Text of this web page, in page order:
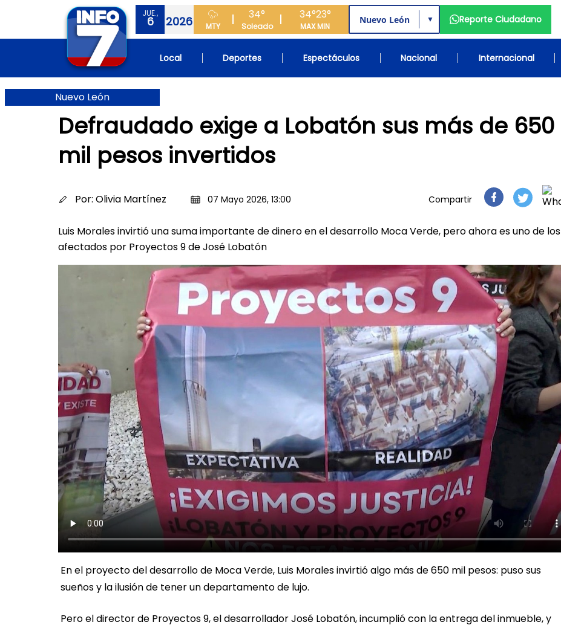
JUE.,
6 2026 MTY
34°
Soleado
34°
MAX
23°
MIN
▼ Reporte Ciudadano
Local Deportes Espectáculos Nacional Internacional
Nuevo León
Defraudado exige a Lobatón sus más de 650
mil pesos invertidos
Por: Olivia Martínez 07 Mayo 2026, 13:00 Compartir
Luis Morales invirtió una suma importante de dinero en el desarrollo Moca Verde, pero ahora es uno de los
afectados por Proyectos 9 de José Lobatón
En el proyecto del desarrollo de Moca Verde, Luis Morales invirtió algo más de 650 mil pesos: puso sus
sueños y la ilusión de tener un departamento de lujo.
Pero el director de Proyectos 9, el desarrollador José Lobatón, incumplió con la entrega del inmueble, y